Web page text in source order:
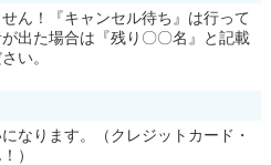
ん！『キャンセル待ち』は行って
出た場合は『残り〇〇名』と記載
い。
なります。（クレジットカード・
）